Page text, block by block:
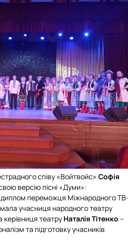
співу «Войтвойс» Софія
версію пісні «Думи»:
диплом переможця Міжнародного
учасниця народного театру
керівниця театру Наталія Тітенко –
та підготовку учасників